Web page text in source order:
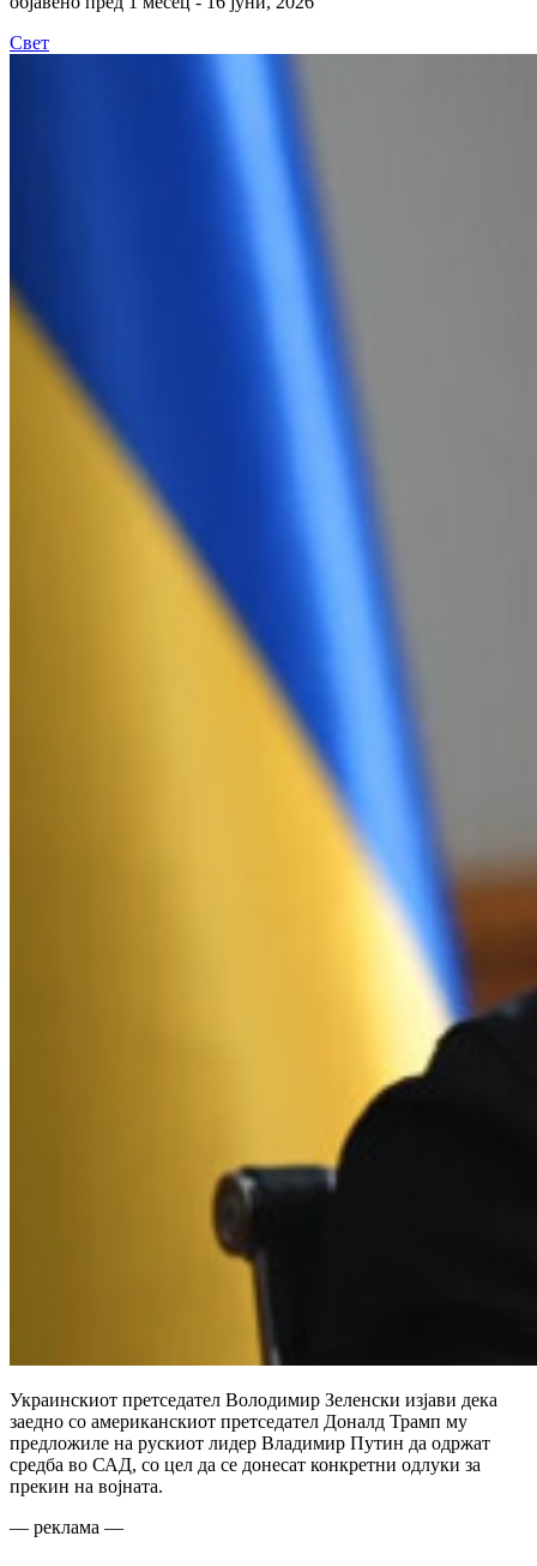
Свет
Украинскиот претседател Володимир Зеленски изјави дека
заедно со американскиот претседател Доналд Трамп му
предложиле на рускиот лидер Владимир Путин да одржат
средба во САД, со цел да се донесат конкретни одлуки за
прекин на војната.
— реклама —